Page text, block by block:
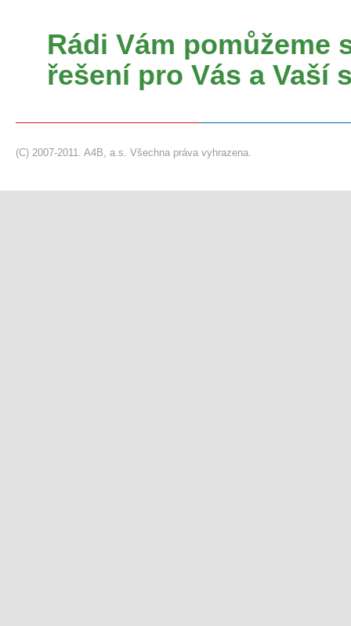
Rádi Vám pomůžeme
řešení pro Vás a Vaší
(C) 2007-2011. A4B, a.s. Všechna práva vyhrazena.